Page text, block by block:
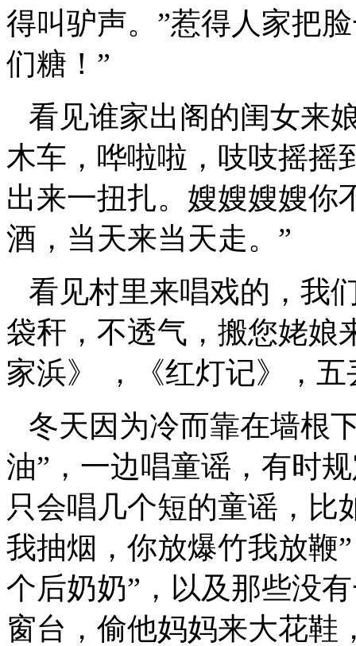
得叫驴声。”惹得人家把
们糖！”
看见谁家出阁的闺女来
木车，哗啦啦，吱吱摇摇
出来一扭扎。嫂嫂嫂嫂你
酒，当天来当天走。”
看见村里来唱戏的，我
袋秆，不透气，搬您姥娘
家浜》
，《红灯记》，
冬天因为冷而靠在墙根
油”，一边唱童谣，有时
只会唱几个短的童谣，比
我抽烟，你放爆竹我放鞭
个后奶奶”，以及那些没
窗台，偷他妈妈来大花鞋